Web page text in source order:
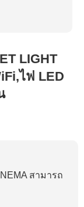
LIGHT
ไฟ LED
สามารถ